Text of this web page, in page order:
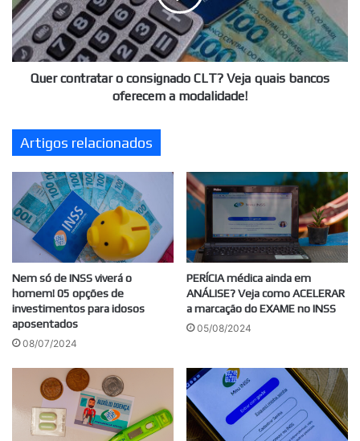
Veja
quais
bancos
oferecem
Quer contratar o consignado CLT? Veja quais bancos
oferecem a modalidade!
Artigos relacionados
Nem só de INSS viverá o
homem! 05 opções de
investimentos para idosos
aposentados
08/07/2024
PERÍCIA médica ainda em
ANÁLISE? Veja como ACELERAR
a marcação do EXAME no INSS
05/08/2024